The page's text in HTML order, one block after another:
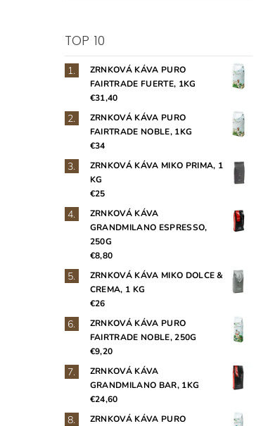
TOP 10
ZRNKOVÁ KÁVA PURO
FAIRTRADE FUERTE, 1KG
€31,40
ZRNKOVÁ KÁVA PURO
FAIRTRADE NOBLE, 1KG
€34
ZRNKOVÁ KÁVA MIKO PRIMA, 1
KG
€25
ZRNKOVÁ KÁVA
GRANDMILANO ESPRESSO,
250G
€8,80
ZRNKOVÁ KÁVA MIKO DOLCE &
CREMA, 1 KG
€26
ZRNKOVÁ KÁVA PURO
FAIRTRADE NOBLE, 250G
€9,20
ZRNKOVÁ KÁVA
GRANDMILANO BAR, 1KG
€24,60
ZRNKOVÁ KÁVA PURO